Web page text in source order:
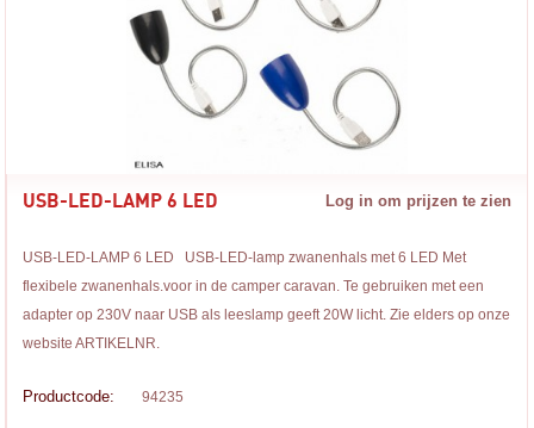
USB-LED-LAMP 6 LED Log in om prijzen te zien
USB-LED-LAMP 6 LED USB-LED-lamp zwanenhals met 6 LED Met
flexibele zwanenhals.voor in de camper caravan. Te gebruiken met een
adapter op 230V naar USB als leeslamp geeft 20W licht. Zie elders op onze
website ARTIKELNR.
Productcode: 94235